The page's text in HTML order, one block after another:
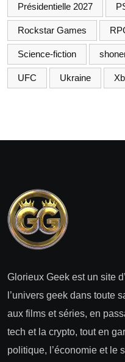
Présidentielle 2027
Rockstar Games
Science-fiction
UFC Ukraine
Glorieux Geek est un site
l’univers geek dans toute
aux films et séries, en
tech et la crypto, tout en
politique, l’économie et le